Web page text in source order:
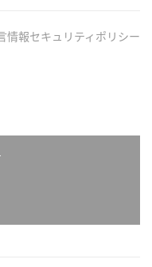
情報セキュリティポリシー